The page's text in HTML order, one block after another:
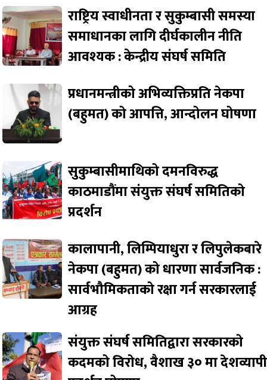
राष्ट्रिय स्वाधीनता र सुकुम्बासी समस्या
समाधानका लागि दीर्घकालीन नीति
आवश्यक : केन्द्रीय संघर्ष समिति
प्रधानमन्त्रीको अभिव्यक्तिप्रति नेकपा
(बहुमत) को आपत्ति, आन्दोलन घोषणा
सुकुम्बासीमाथिको दमनविरुद्ध
काठमाडौंमा संयुक्त संघर्ष समितिको
प्रदर्शन
कालापानी, लिम्पियाधुरा र लिपुलेकबारे
नेकपा (बहुमत) को धारणा सार्वजनिक :
सार्वभौमिकताको रक्षा गर्न सरकारलाई
आग्रह
संयुक्त संघर्ष समितिद्वारा सरकारको
कदमको विरोध, वैशाख ३० मा देशव्यापी